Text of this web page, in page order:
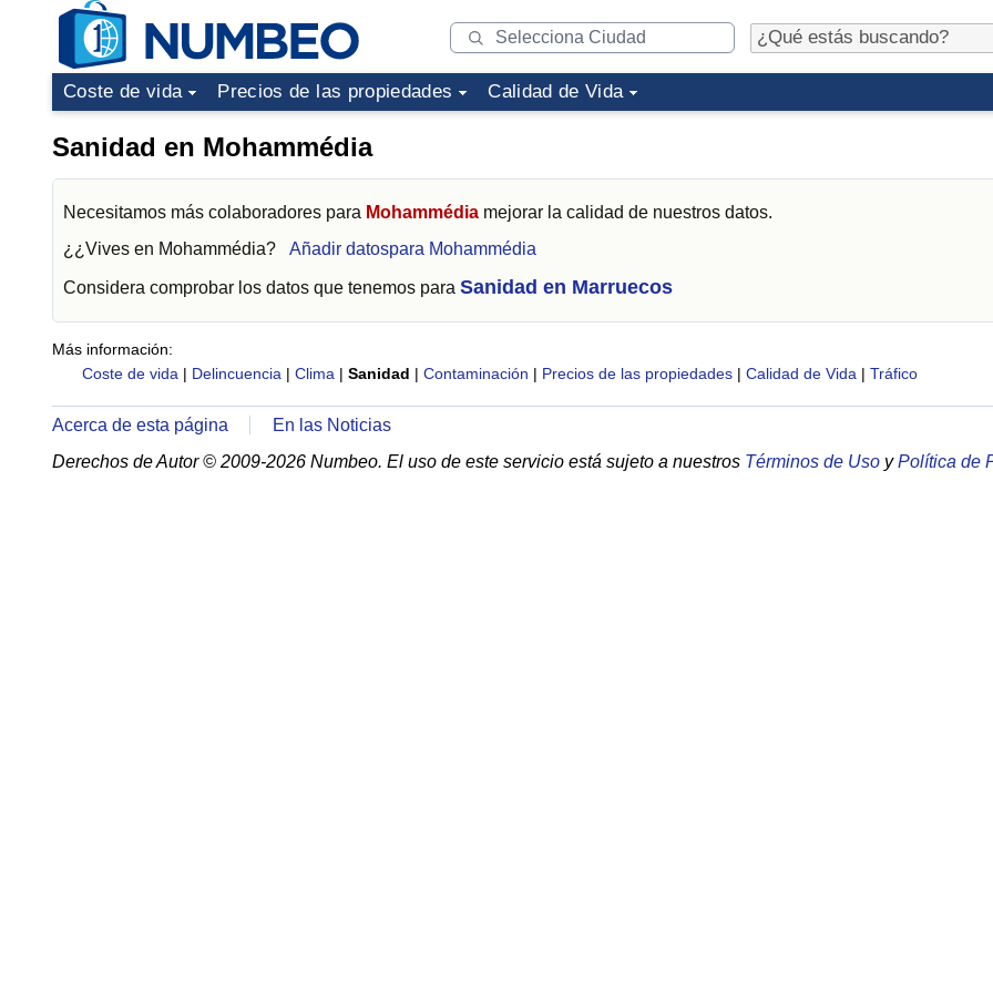
Coste de vida Precios de las propiedades Calidad de Vida
Sanidad en Mohammédia
Necesitamos más colaboradores para Mohammédia mejorar la calidad de nuestros datos.
¿¿Vives en Mohammédia? Añadir datospara Mohammédia
Considera comprobar los datos que tenemos para Sanidad en Marruecos
Más información:
Coste de vida | Delincuencia | Clima | Sanidad | Contaminación | Precios de las propiedades | Calidad de Vida | Tráfico
Acerca de esta página
En las Noticias
Derechos de Autor © 2009-2026 Numbeo. El uso de este servicio está sujeto a nuestros Términos de Uso yPolítica de